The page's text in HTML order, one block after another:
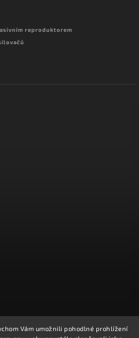
Vám umožnili pohodlné prohlížení
reproduktorem